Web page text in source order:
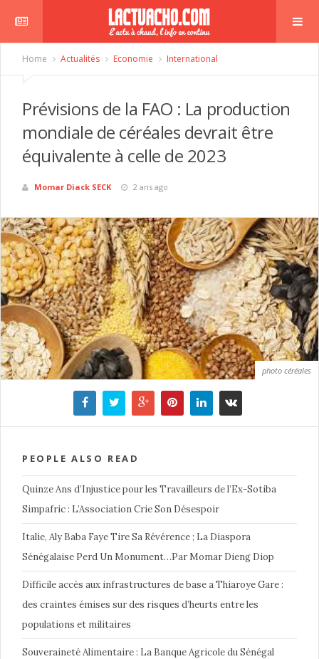
Home Actualités Economie International
Prévisions de la FAO : La production
mondiale de céréales devrait être
équivalente à celle de 2023
Momar Diack SECK 2 ans ago
photo céréales
PEOPLE ALSO READ
Quinze Ans d’Injustice pour les Travailleurs de l’Ex-Sotiba
Simpafric : L’Association Crie Son Désespoir
Italie, Aly Baba Faye Tire Sa Révérence ; La Diaspora
Sénégalaise Perd Un Monument…Par Momar Dieng Diop
Difficile accès aux infrastructures de base a Thiaroye Gare :
des craintes émises sur des risques d’heurts entre les
populations et militaires
Souveraineté Alimentaire : La Banque Agricole du Sénégal